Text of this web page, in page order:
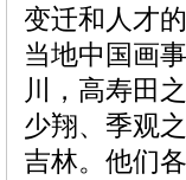
变迁和人才
当地中国画
川，高寿田
少翔、季观
吉林。他们